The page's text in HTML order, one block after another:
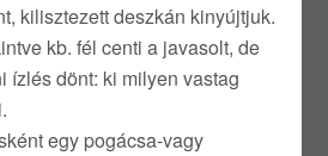
kilisztezett deszkán kinyújtjuk.
kb. fél centi a javasolt, de
ízlés dönt: ki milyen vastag
egy pogácsa-vagy